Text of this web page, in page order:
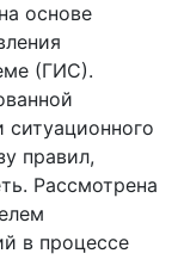
основе
(ГИС).
правил,
Рассмотрена
в процессе